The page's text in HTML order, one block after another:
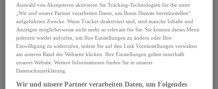
Auswahl von Akzeptieren aktivieren Sie Tracking-Technologien für die unter
„Wir und unsere Partner verarbeiten Daten, um Ihnen Dienste bereitzustellen“
aufgeführten Zwecke. Wenn Tracker deaktiviert sind, sind manche Inhalte und
Anzeigen möglicherweise nicht mehr so relevant für Sie. Sie können dieses Menü
jederzeit wieder aufrufen, um Ihre Einstellungen zu ändern oder Ihre
Einwilligung zu widerrufen, indem Sie auf den Link Voreinstellungen verwalten
am unteren Rand der Webseite klicken. Ihre Einstellungen gelten innerhalb
unseres Website. Weitere Informationen finden Sie in unserer
Datenschutzerklärung.
Wir und unsere Partner verarbeiten Daten, um Folgendes